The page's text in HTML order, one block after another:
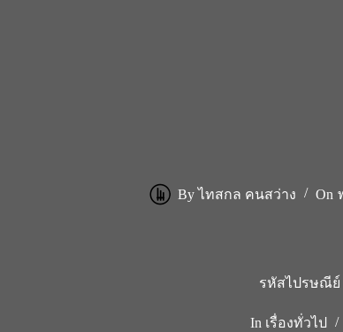
By ไทสกล คนสว่าง On
รหัสไปรษณีย์
In เรื่องทั่วไป